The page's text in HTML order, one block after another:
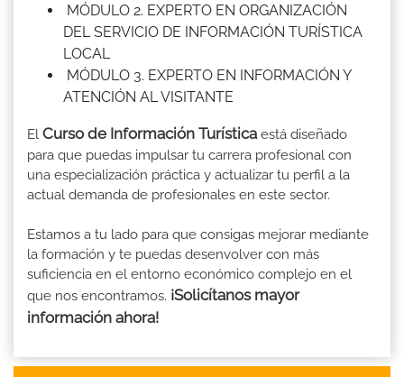
MÓDULO 2. EXPERTO EN ORGANIZACIÓN
DEL SERVICIO DE INFORMACIÓN TURÍSTICA
LOCAL
MÓDULO 3. EXPERTO EN INFORMACIÓN Y
ATENCIÓN AL VISITANTE
El Curso de Información Turística está diseñado
para que puedas impulsar tu carrera profesional con
una especialización práctica y actualizar tu perfil a la
actual demanda de profesionales en este sector.
Estamos a tu lado para que consigas mejorar mediante
la formación y te puedas desenvolver con más
suficiencia en el entorno económico complejo en el
que nos encontramos. ¡Solicítanos mayor
información ahora!